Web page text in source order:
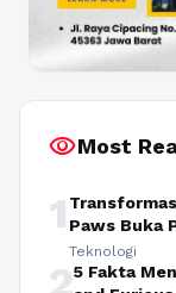
visibilityMost
1 Paws Buka
Teknologi
25 Fakta